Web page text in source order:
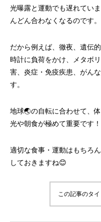
光曝露と運動でも遅れてい
んどん合わなくなるのです。
だから例えば、徹夜、遺伝
時計に負荷をかけ、メタボ
害、炎症・免疫疾患、がん
す。
地球🌏の自転に合わせて、
光や朝食が極めて重要です！
適切な食事・運動はもちろ
しておきますね😊
この記事のタ